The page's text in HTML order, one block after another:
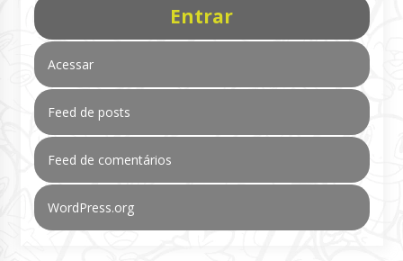
Entrar
Acessar
Feed de posts
Feed de comentários
WordPress.org